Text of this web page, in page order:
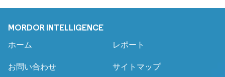
MORDOR INTELLIGENCE
ホーム レポート
お問い合わせ サイトマップ